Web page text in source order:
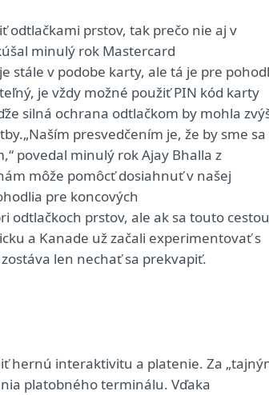
odtlačkami prstov, tak prečo nie aj v
minulý rok Mastercard
stále v podobe karty, ale tá je pre
je vždy možné použiť PIN kód karty
silná ochrana odtlačkom by mohla
presvedčením je, že by sme sa
povedal minulý rok Ajay Bhalla z
môže pomôcť dosiahnuť v našej
pre koncových
odtlačkoch prstov, ale ak sa touto cestou
a Kanade už začali experimentovať s
len nechať sa prekvapiť.
hernú interaktivitu a platenie. Za
platobného terminálu. Vďaka